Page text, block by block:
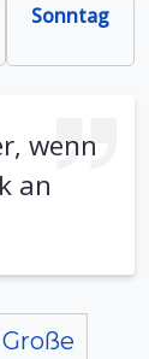
Sonntag
wenn
an